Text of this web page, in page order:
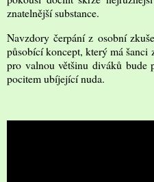
znatelnější substance.
Navzdory čerpání z osobní
působící koncept, který má šanci
pro valnou většinu diváků bude
pocitem ubíjející nuda.